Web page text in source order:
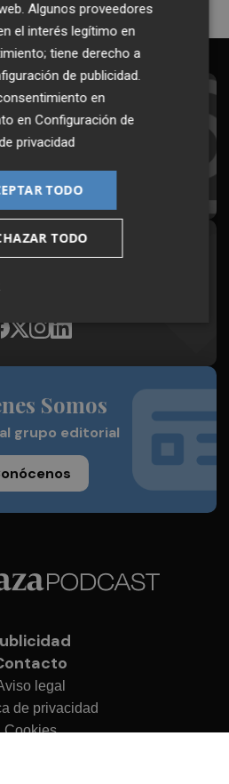
al Boletín
primera hora en tu email
en redes
cualquier medio
Somos
grupo editorial
legal
de privacidad
Cookies
Algunos proveedores
el interés legítimo en
tiene derecho a
de publicidad.
en
enConfiguración de
privacidad
TODO
TODO